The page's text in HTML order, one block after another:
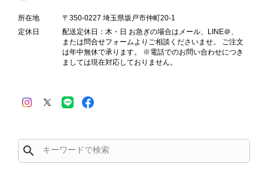
所在地
〒350-0227 埼玉県坂戸市仲町20-1
定休日
配送定休日：木・日 お急ぎの場合はメール、LINE＠、
または問合せフォームよりご相談くださいませ。 ご注文
は年中無休で承ります。 ※電話でのお問い合わせにつき
ましては現在対応しておりません。
search